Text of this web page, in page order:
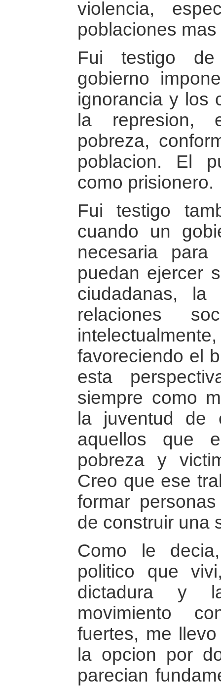
violencia,
poblaciones
Fui testigo
gobierno
ignorancia y los
la represion,
pobreza,
poblacion. El
como prisionero.
Fui testigo
cuando un
necesaria
puedan ejercer
ciudadanas, la
relaciones
favoreciendo el
esta
siempre como
la juventud de
aquellos que
pobreza y
Creo que ese
formar
de construir una
Como le
politico que
dictadura y
movimiento
fuertes, me
la opcion por
parecian